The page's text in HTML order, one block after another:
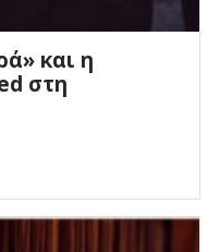
και η
στη